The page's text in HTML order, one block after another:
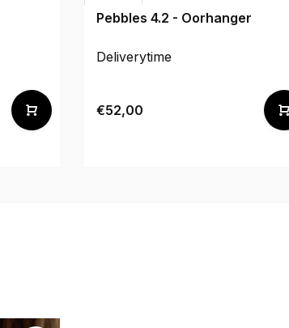
Pebbles 4.2 - Oorhanger
Deliverytime
€52,00